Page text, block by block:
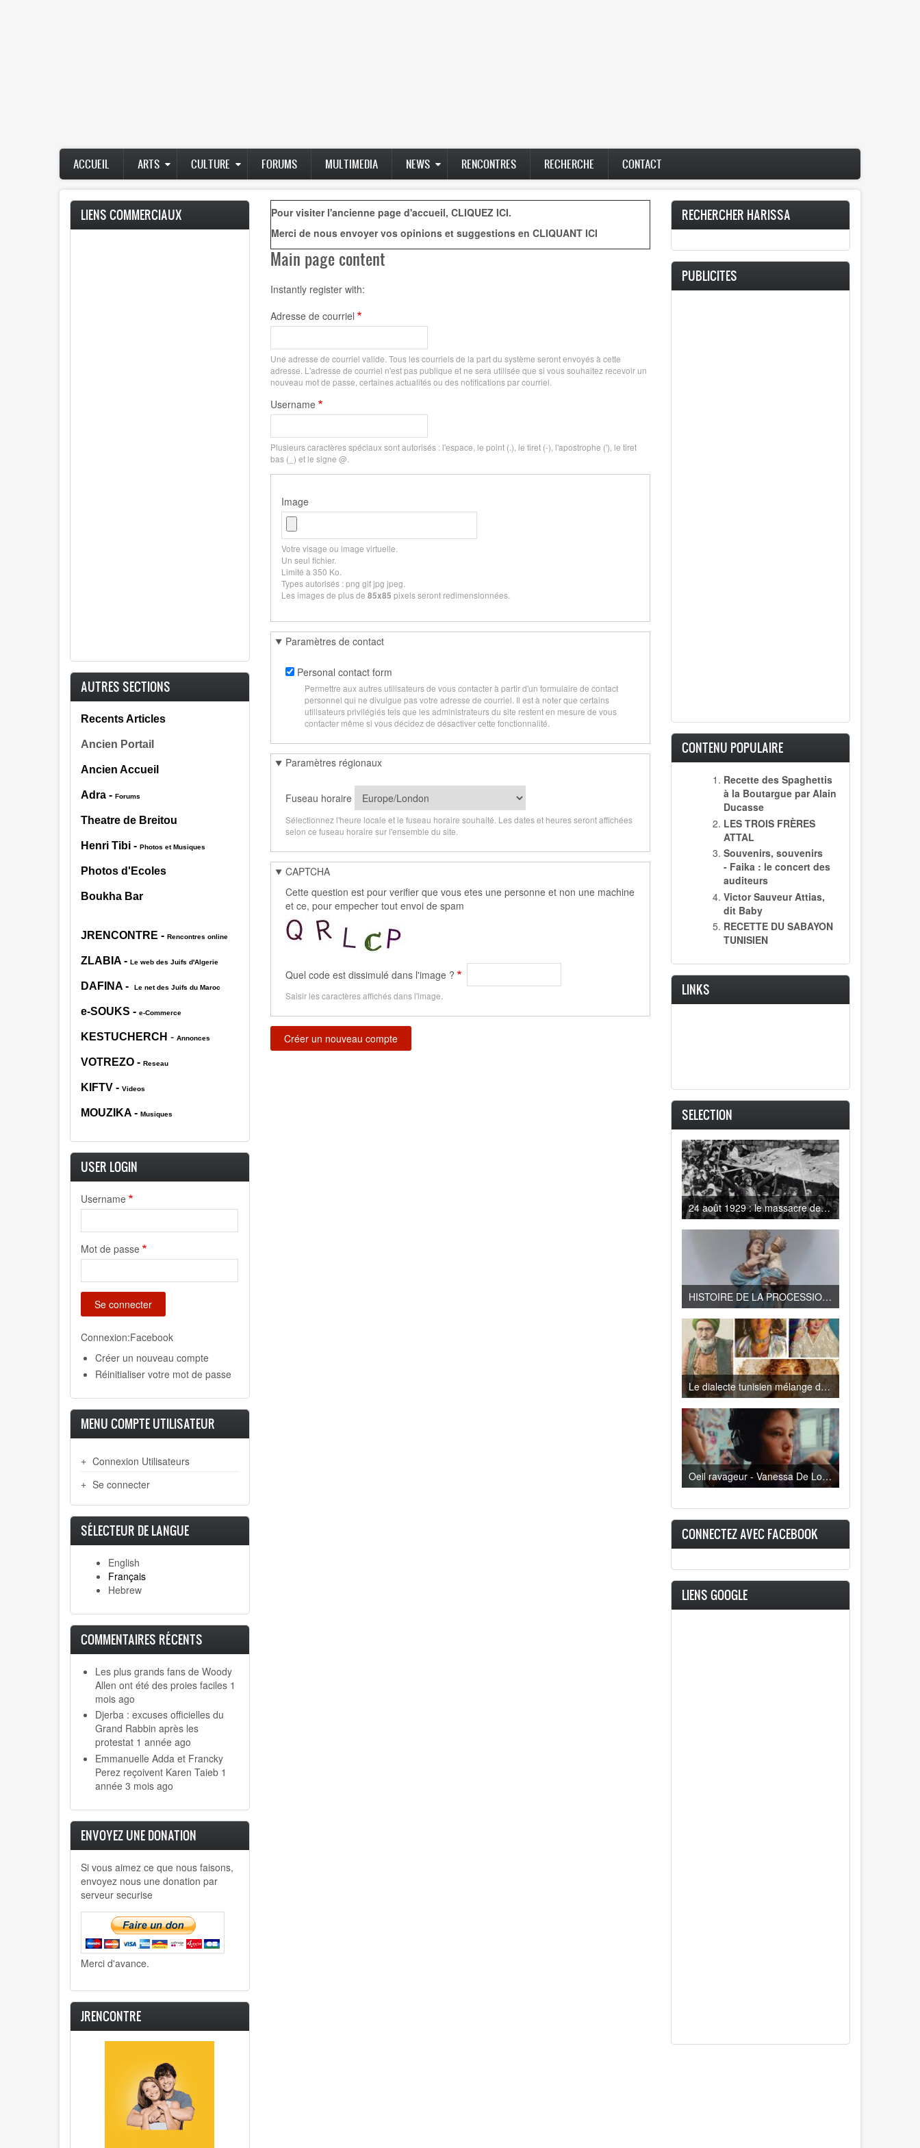
Main
navigation
ACCUEIL ARTS CULTURE FORUMS MULTIMEDIA NEWS RENCONTRES RECHERCHE CONTACT
LIENS COMMERCIAUX
AUTRES SECTIONS
Recents Articles
Ancien Portail
Ancien Accueil
Adra - Forums
Theatre de Breitou
Henri Tibi - Photos et Musiques
Photos d'Ecoles
Boukha Bar
JRENCONTRE - Rencontres online
ZLABIA - Le web des Juifs d'Algerie
DAFINA - Le net des Juifs du Maroc
e-SOUKS - e-Commerce
KESTUCHERCH - Annonces
VOTREZO - Reseau
KIFTV - Videos
MOUZIKA - Musiques
USER LOGIN
Username
Mot de passe
Connexion:Facebook
Créer un nouveau compte
Réinitialiser votre mot de passe
MENU COMPTE UTILISATEUR
Connexion Utilisateurs
Se connecter
SÉLECTEUR DE LANGUE
English
Français
Hebrew
COMMENTAIRES RÉCENTS
Les plus grands fans de Woody
Allen ont été des proies faciles 1
mois ago
Djerba : excuses officielles du
Grand Rabbin après les
protestat 1 année ago
Emmanuelle Adda et Francky
Perez reçoivent Karen Taieb 1
année 3 mois ago
ENVOYEZ UNE DONATION
Si vous aimez ce que nous faisons,
envoyez nous une donation par
serveur securise
Merci d'avance.
JRENCONTRE
Pour visiter l'ancienne page d'accueil, CLIQUEZ ICI.
Merci de nous envoyer vos opinions et suggestions en CLIQUANT ICI
Main page content
Instantly register with:
Adresse de courriel
Une adresse de courriel valide. Tous les courriels de la part du système seront envoyés à cette
adresse. L'adresse de courriel n'est pas publique et ne sera utilisée que si vous souhaitez recevoir un
nouveau mot de passe, certaines actualités ou des notifications par courriel.
Username
Plusieurs caractères spéciaux sont autorisés : l'espace, le point (.), le tiret (-), l'apostrophe ('), le tiret
bas (_) et le signe @.
Image
Votre visage ou image virtuelle.
Un seul fichier.
Limité à 350 Ko.
Types autorisés : png gif jpg jpeg.
Les images de plus de 85x85 pixels seront redimensionnées.
Paramètres de contact
Personal contact form
Permettre aux autres utilisateurs de vous contacter à partir d'un formulaire de contact
personnel qui ne divulgue pas votre adresse de courriel. Il est à noter que certains
utilisateurs privilégiés tels que les administrateurs du site restent en mesure de vous
contacter même si vous décidez de désactiver cette fonctionnalité.
Paramètres régionaux
Fuseau horaire
Sélectionnez l'heure locale et le fuseau horaire souhaité. Les dates et heures seront affichées
selon ce fuseau horaire sur l'ensemble du site.
CAPTCHA
Cette question est pour verifier que vous etes une personne et non une machine
et ce, pour empecher tout envoi de spam
Quel code est dissimulé dans l'image ?
Saisir les caractères affichés dans l'image.
RECHERCHER HARISSA
PUBLICITES
CONTENU POPULAIRE
Recette des Spaghettis
à la Boutargue par Alain
Ducasse
LES TROIS FRÈRES
ATTAL
Souvenirs, souvenirs
- Faika : le concert des
auditeurs
Victor Sauveur Attias,
dit Baby
RECETTE DU SABAYON
TUNISIEN
LINKS
SELECTION
24 août 1929 : le massacre des juifs d'Hébron
HISTOIRE DE LA PROCESSION DE LA VIERGE DE TRAPANI A LA GOULETTE
Le dialecte tunisien mélange de Turc, d’Espagnol, de Français , de Berbère, d’Italien…
Oeil ravageur - Vanessa De Loya Stauber
CONNECTEZ AVEC FACEBOOK
LIENS GOOGLE